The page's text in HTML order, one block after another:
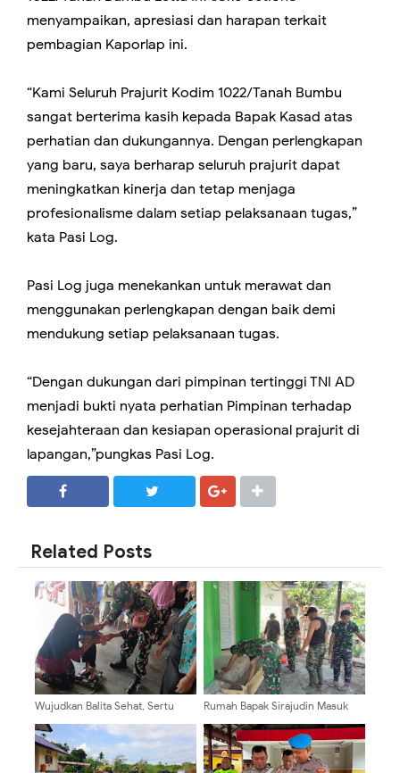
menyampaikan, apresiasi dan harapan terkait
pembagian Kaporlap ini.
“Kami Seluruh Prajurit Kodim 1022/Tanah Bumbu
sangat berterima kasih kepada Bapak Kasad atas
perhatian dan dukungannya. Dengan perlengkapan
yang baru, saya berharap seluruh prajurit dapat
meningkatkan kinerja dan tetap menjaga
profesionalisme dalam setiap pelaksanaan tugas,”
kata Pasi Log.
Pasi Log juga menekankan untuk merawat dan
menggunakan perlengkapan dengan baik demi
mendukung setiap pelaksanaan tugas.
“Dengan dukungan dari pimpinan tertinggi TNI AD
menjadi bukti nyata perhatian Pimpinan terhadap
kesejahteraan dan kesiapan operasional prajurit di
lapangan,”pungkas Pasi Log.
Related Posts
Wujudkan Balita Sehat, Sertu
Posyandu Di Desa Gondang
Rumah Bapak Sirajudin Masuk
Diserahkan